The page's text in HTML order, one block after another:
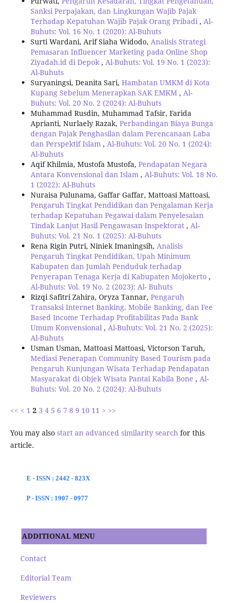
Sanksi Perpajakan, dan Lingkungan Wajib Pajak
Terhadap Kepatuhan Wajib Pajak Orang Pribadi, Al-
Buhuts: Vol. 16 No. 1 (2020): Al-Buhuts
Surti Wardani, Arif Siaha Widodo, Analisis Strategi
Pemasaran Influencer Marketing pada Online Shop
Ziyadah.id di Depok , Al-Buhuts: Vol. 19 No. 1 (2023):
Al-Buhuts
Suryaningsi, Deanita Sari, Hambatan UMKM di Kota
Kupang Sebelum Menerapkan SAK EMKM , Al-
Buhuts: Vol. 20 No. 2 (2024): Al-Buhuts
Muhammad Rusdin, Muhammad Tafsir, Farida
Aprianti, Nurlaely Razak, Perbandingan Biaya Bunga
dengan Pajak Penghasilan dalam Perencanaan Laba
dan Perspektif Islam , Al-Buhuts: Vol. 20 No. 1 (2024):
Al-Buhuts
Aqif Khilmia, Mustofa Mustofa, Pendapatan Negara
Antara Konvensional dan Islam , Al-Buhuts: Vol. 18 No.
1 (2022): Al-Buhuts
Nuraisa Pulunama, Gaffar Gaffar, Mattoasi Mattoasi,
Pengaruh Tingkat Pendidikan dan Pengalaman Kerja
terhadap Kepatuhan Pegawai dalam Penyelesaian
Tindak Lanjut Hasil Pengawasan Inspektorat , Al-
Buhuts: Vol. 21 No. 1 (2025): Al-Buhuts
Rena Rigin Putri, Niniek Imaningsih, Analisis
Pengaruh Tingkat Pendidikan, Upah Minimum
Kabupaten dan Jumlah Penduduk terhadap
Penyerapan Tenaga Kerja di Kabupaten Mojokerto ,
Al-Buhuts: Vol. 19 No. 2 (2023): Al- Buhuts
Rizqi Safitri Zahira, Oryza Tannar, Pengaruh
Transaksi Internet Banking, Mobile Banking, dan Fee
Based Income Terhadap Profitabilitas Pada Bank
Umum Konvensional , Al-Buhuts: Vol. 21 No. 2 (2025):
Al-Buhuts
Usman Usman, Mattoasi Mattoasi, Victorson Taruh,
Mediasi Penerapan Community Based Tourism pada
Pengaruh Kunjungan Wisata Terhadap Pendapatan
Masyarakat di Objek Wisata Pantai Kabila Bone , Al-
Buhuts: Vol. 20 No. 2 (2024): Al-Buhuts
<< < 1 2 3 4 5 6 7 8 9 10 11 > >>
You may also start an advanced similarity searchfor this
article.
E - ISSN : 2442 - 823X
P - ISSN : 1907 - 0977
ADDITIONAL MENU
Contact
Editorial Team
Reviewers